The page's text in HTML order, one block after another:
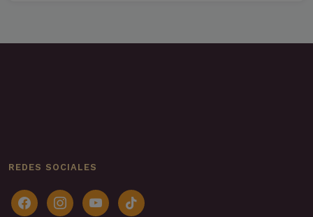
REDES SOCIALES
facebookinstagramyoutubetiktok